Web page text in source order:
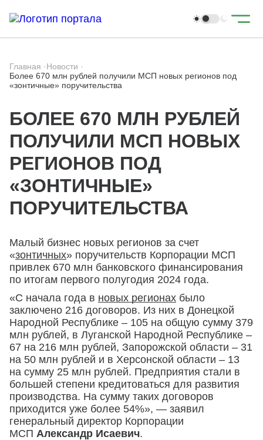
Главная ·Новости ·
Более 670 млн рублей получили МСП новых регионов под
«зонтичные» поручительства
БОЛЕЕ 670 МЛН РУБЛЕЙ
ПОЛУЧИЛИ МСП НОВЫХ
РЕГИОНОВ ПОД
«ЗОНТИЧНЫЕ»
ПОРУЧИТЕЛЬСТВА
Малый бизнес новых регионов за счет
«зонтичных» поручительств Корпорации МСП
привлек 670 млн банковского финансирования
по итогам первого полугодия 2024 года.
«С начала года в новых регионах было
заключено 216 договоров. Из них в Донецкой
Народной Республике – 105 на общую сумму 379
млн рублей, в Луганской Народной Республике –
67 на 216 млн рублей, Запорожской области – 31
на 50 млн рублей и в Херсонской области – 13
на сумму 25 млн рублей. Предприятия стали в
большей степени кредитоваться для развития
производства. На сумму таких договоров
приходится уже более 54%», — заявил
генеральный директор Корпорации
МСП Александр Исаевич.